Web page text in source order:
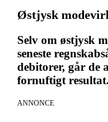
Østjysk
Selv om østjysk
seneste
debitorer, går de
fornuftigt resultat.
ANNONCE